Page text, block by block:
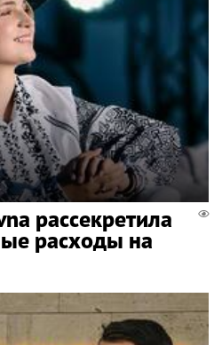
рассекретила
расходы на